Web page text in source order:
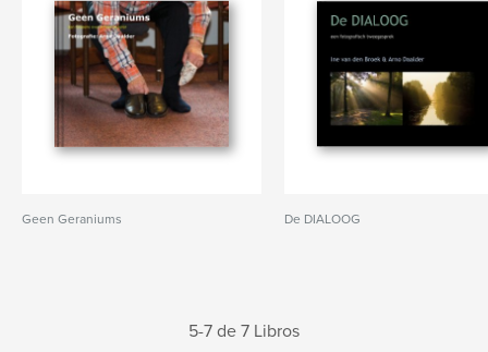
Geen Geraniums De DIALOOG
5-7 de 7 Libros